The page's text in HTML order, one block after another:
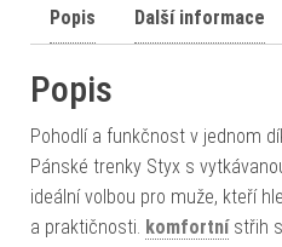
Popis Další informace
Popis
Pohodlí a funkčnost v jednom
Pánské trenky Styx s
ideální volbou pro muže, kteří
a praktičnosti. komfortnístřih